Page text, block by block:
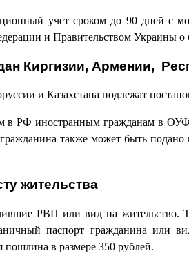
учет сроком до 90 дней с
и Правительством Украины
Киргизии, Армении,
и Казахстана подлежат
РФ иностранным гражданам в
также может быть
жительства
РВП или вид на
паспорт гражданина или вид
пошлина в размере 350 рублей.